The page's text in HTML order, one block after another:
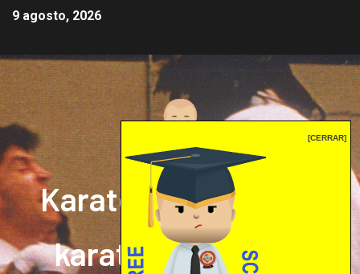
[CERRAR]
9 agosto, 2026
Karate mrprepor: el
karate en internet